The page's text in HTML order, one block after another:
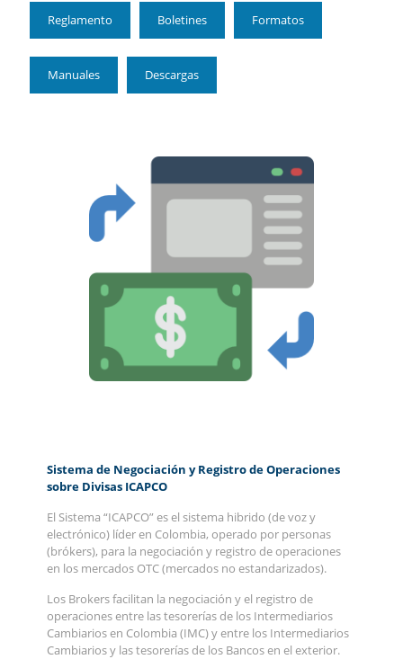
Reglamento Boletines Formatos
Manuales Descargas
Sistema de Negociación y Registro de Operaciones
sobre Divisas ICAPCO
El Sistema “ICAPCO” es el sistema hibrido (de voz y
electrónico) líder en Colombia, operado por personas
(brókers), para la negociación y registro de operaciones
en los mercados OTC (mercados no estandarizados).
Los Brokers facilitan la negociación y el registro de
operaciones entre las tesorerías de los Intermediarios
Cambiarios en Colombia (IMC) y entre los Intermediarios
Cambiarios y las tesorerías de los Bancos en el exterior.